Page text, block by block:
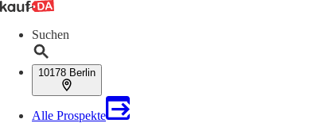
Suchen
10178 Berlin
Alle Prospekte